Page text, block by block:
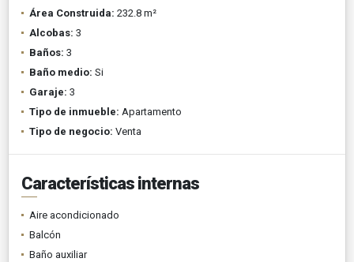
Área Construida: 232.8 m²
Alcobas: 3
Baños: 3
Baño medio: Si
Garaje: 3
Tipo de inmueble: Apartamento
Tipo de negocio: Venta
Características internas
Aire acondicionado
Balcón
Baño auxiliar